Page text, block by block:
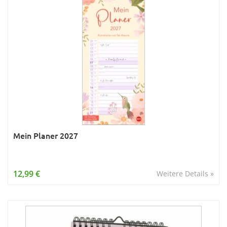
Mein Planer 2027
Weitere Details »
12,99 €